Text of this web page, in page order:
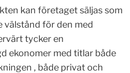
kan företaget säljas som
välstånd för den med
tycker en
ekonomer med titlar både
, både privat och